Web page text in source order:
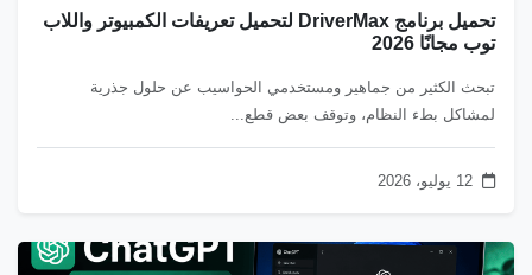
تحميل برنامج DriverMax لتحميل تعريفات الكمبيوتر واللاب
توب مجانًا 2026
تبحث الكثير من جماهير ومستخدمي الحواسيب عن حلول جذرية
لمشاكل بطء النظام، وتوقف بعض قطع...